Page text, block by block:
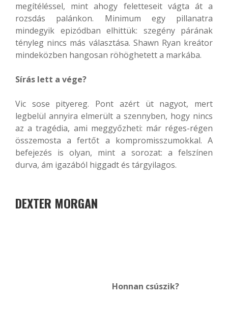
megítéléssel, mint ahogy feletteseit vágta át a
rozsdás palánkon. Minimum egy pillanatra
mindegyik epizódban elhittük: szegény párának
tényleg nincs más választása. Shawn Ryan kreátor
mindeközben hangosan röhöghetett a markába.
Sírás lett a vége?
Vic sose pityereg. Pont azért üt nagyot, mert
legbelül annyira elmerült a szennyben, hogy nincs
az a tragédia, ami meggyőzheti: már réges-régen
összemosta a fertőt a kompromisszumokkal. A
befejezés is olyan, mint a sorozat: a felszínen
durva, ám igazából higgadt és tárgyilagos.
DEXTER MORGAN
Honnan csúszik?